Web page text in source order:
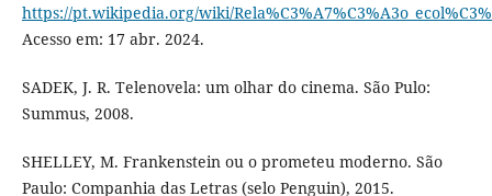
https://pt.wikipedia.org/wiki/
Acesso em: 17 abr. 2024.
SADEK, J. R. Telenovela: um olhar do cinema. São Pulo:
Summus, 2008.
SHELLEY, M. Frankenstein ou o prometeu moderno. São
Paulo: Companhia das Letras (selo Penguin), 2015.